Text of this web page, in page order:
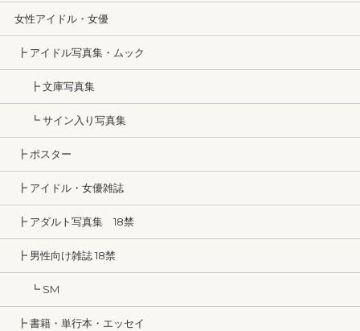
女性アイドル・女優
┣ アイドル写真集・ムック
┣ 文庫写真集
┗ サイン入り写真集
┣ ポスター
┣ アイドル・女優雑誌
┣ アダルト写真集 18禁
┣ 男性向け雑誌 18禁
┗ SM
┣ 書籍・単行本・エッセイ